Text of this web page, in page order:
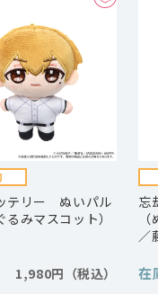
テリー ぬいパル
るみマスコット）
1,980円
忘
／
在